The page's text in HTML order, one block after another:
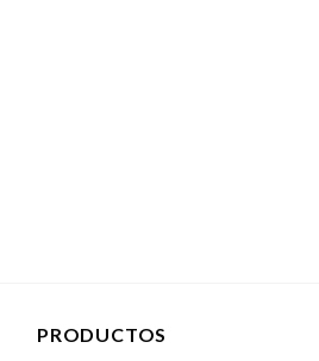
PRODUCTOS